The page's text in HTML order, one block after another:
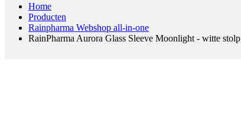
Home
Producten
Rainpharma Webshop all-in-one
RainPharma Aurora Glass Sleeve Moonlight - witte stolp